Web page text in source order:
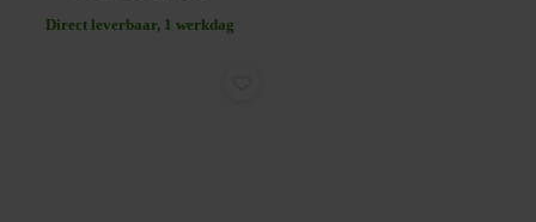
Direct leverbaar, 1 werkdag